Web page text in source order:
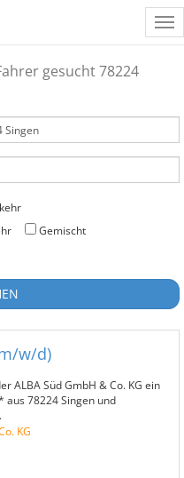
gesucht 78224
Gemischt
w/d)
ALBA Süd GmbH & Co. KG ein
aus 78224 Singen und
KG